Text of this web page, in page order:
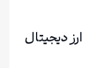
دیجیتال